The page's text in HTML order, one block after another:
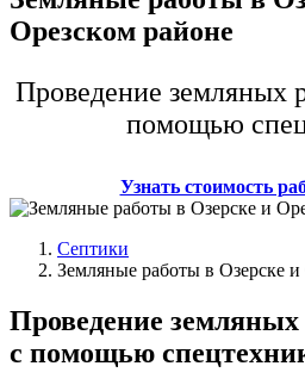
Орезском районе
Проведение земляных
помощью
Узнать стоимость
Септики
Земляные работы в Озерске
Проведение
с помощью